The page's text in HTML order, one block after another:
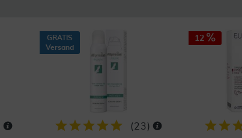
GRATIS
Versand
(23)
12